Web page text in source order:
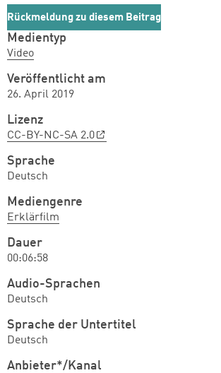
Rückmeldung zu diesem Beitrag
Medientyp
Video
Veröffentlicht am
26. April 2019
Lizenz
CC-BY-NC-SA 2.0
Sprache
Deutsch
Mediengenre
Erklärfilm
Dauer
00:06:58
Audio-Sprachen
Deutsch
Sprache der Untertitel
Deutsch
Anbieter*/Kanal